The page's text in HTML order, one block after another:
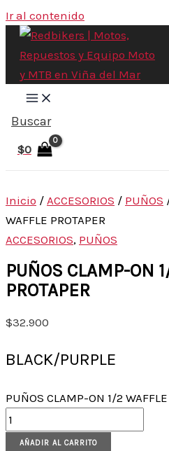
Ir al contenido
Buscar
$0
Inicio / ACCESORIOS / PUÑOS
WAFFLE PROTAPER
ACCESORIOS, PUÑOS
PUÑOS CLAMP-ON
PROTAPER
$32.900
BLACK/PURPLE
PUÑOS CLAMP-ON 1/2
AÑADIR AL CARRITO